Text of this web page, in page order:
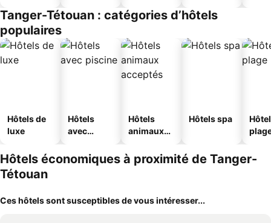
Tanger-Tétouan : catégories d’hôtels
populaires
Hôtels de
luxe
Hôtels
avec
Hôtels
animaux
Hôtels spa
Hôtels économiques à proximité de Tanger-
Tétouan
Ces hôtels sont susceptibles de vous intéresser...